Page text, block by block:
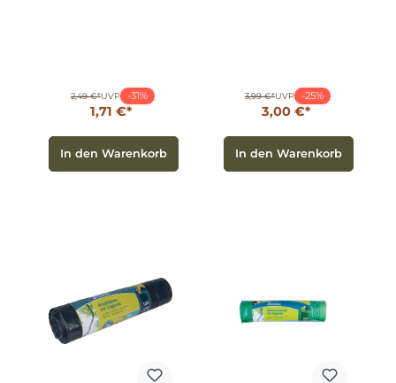
2,49 €*UVP -31%
1,71 €*
In den Warenkorb
3,99 €*UVP -25%
3,00 €*
In den Warenkorb